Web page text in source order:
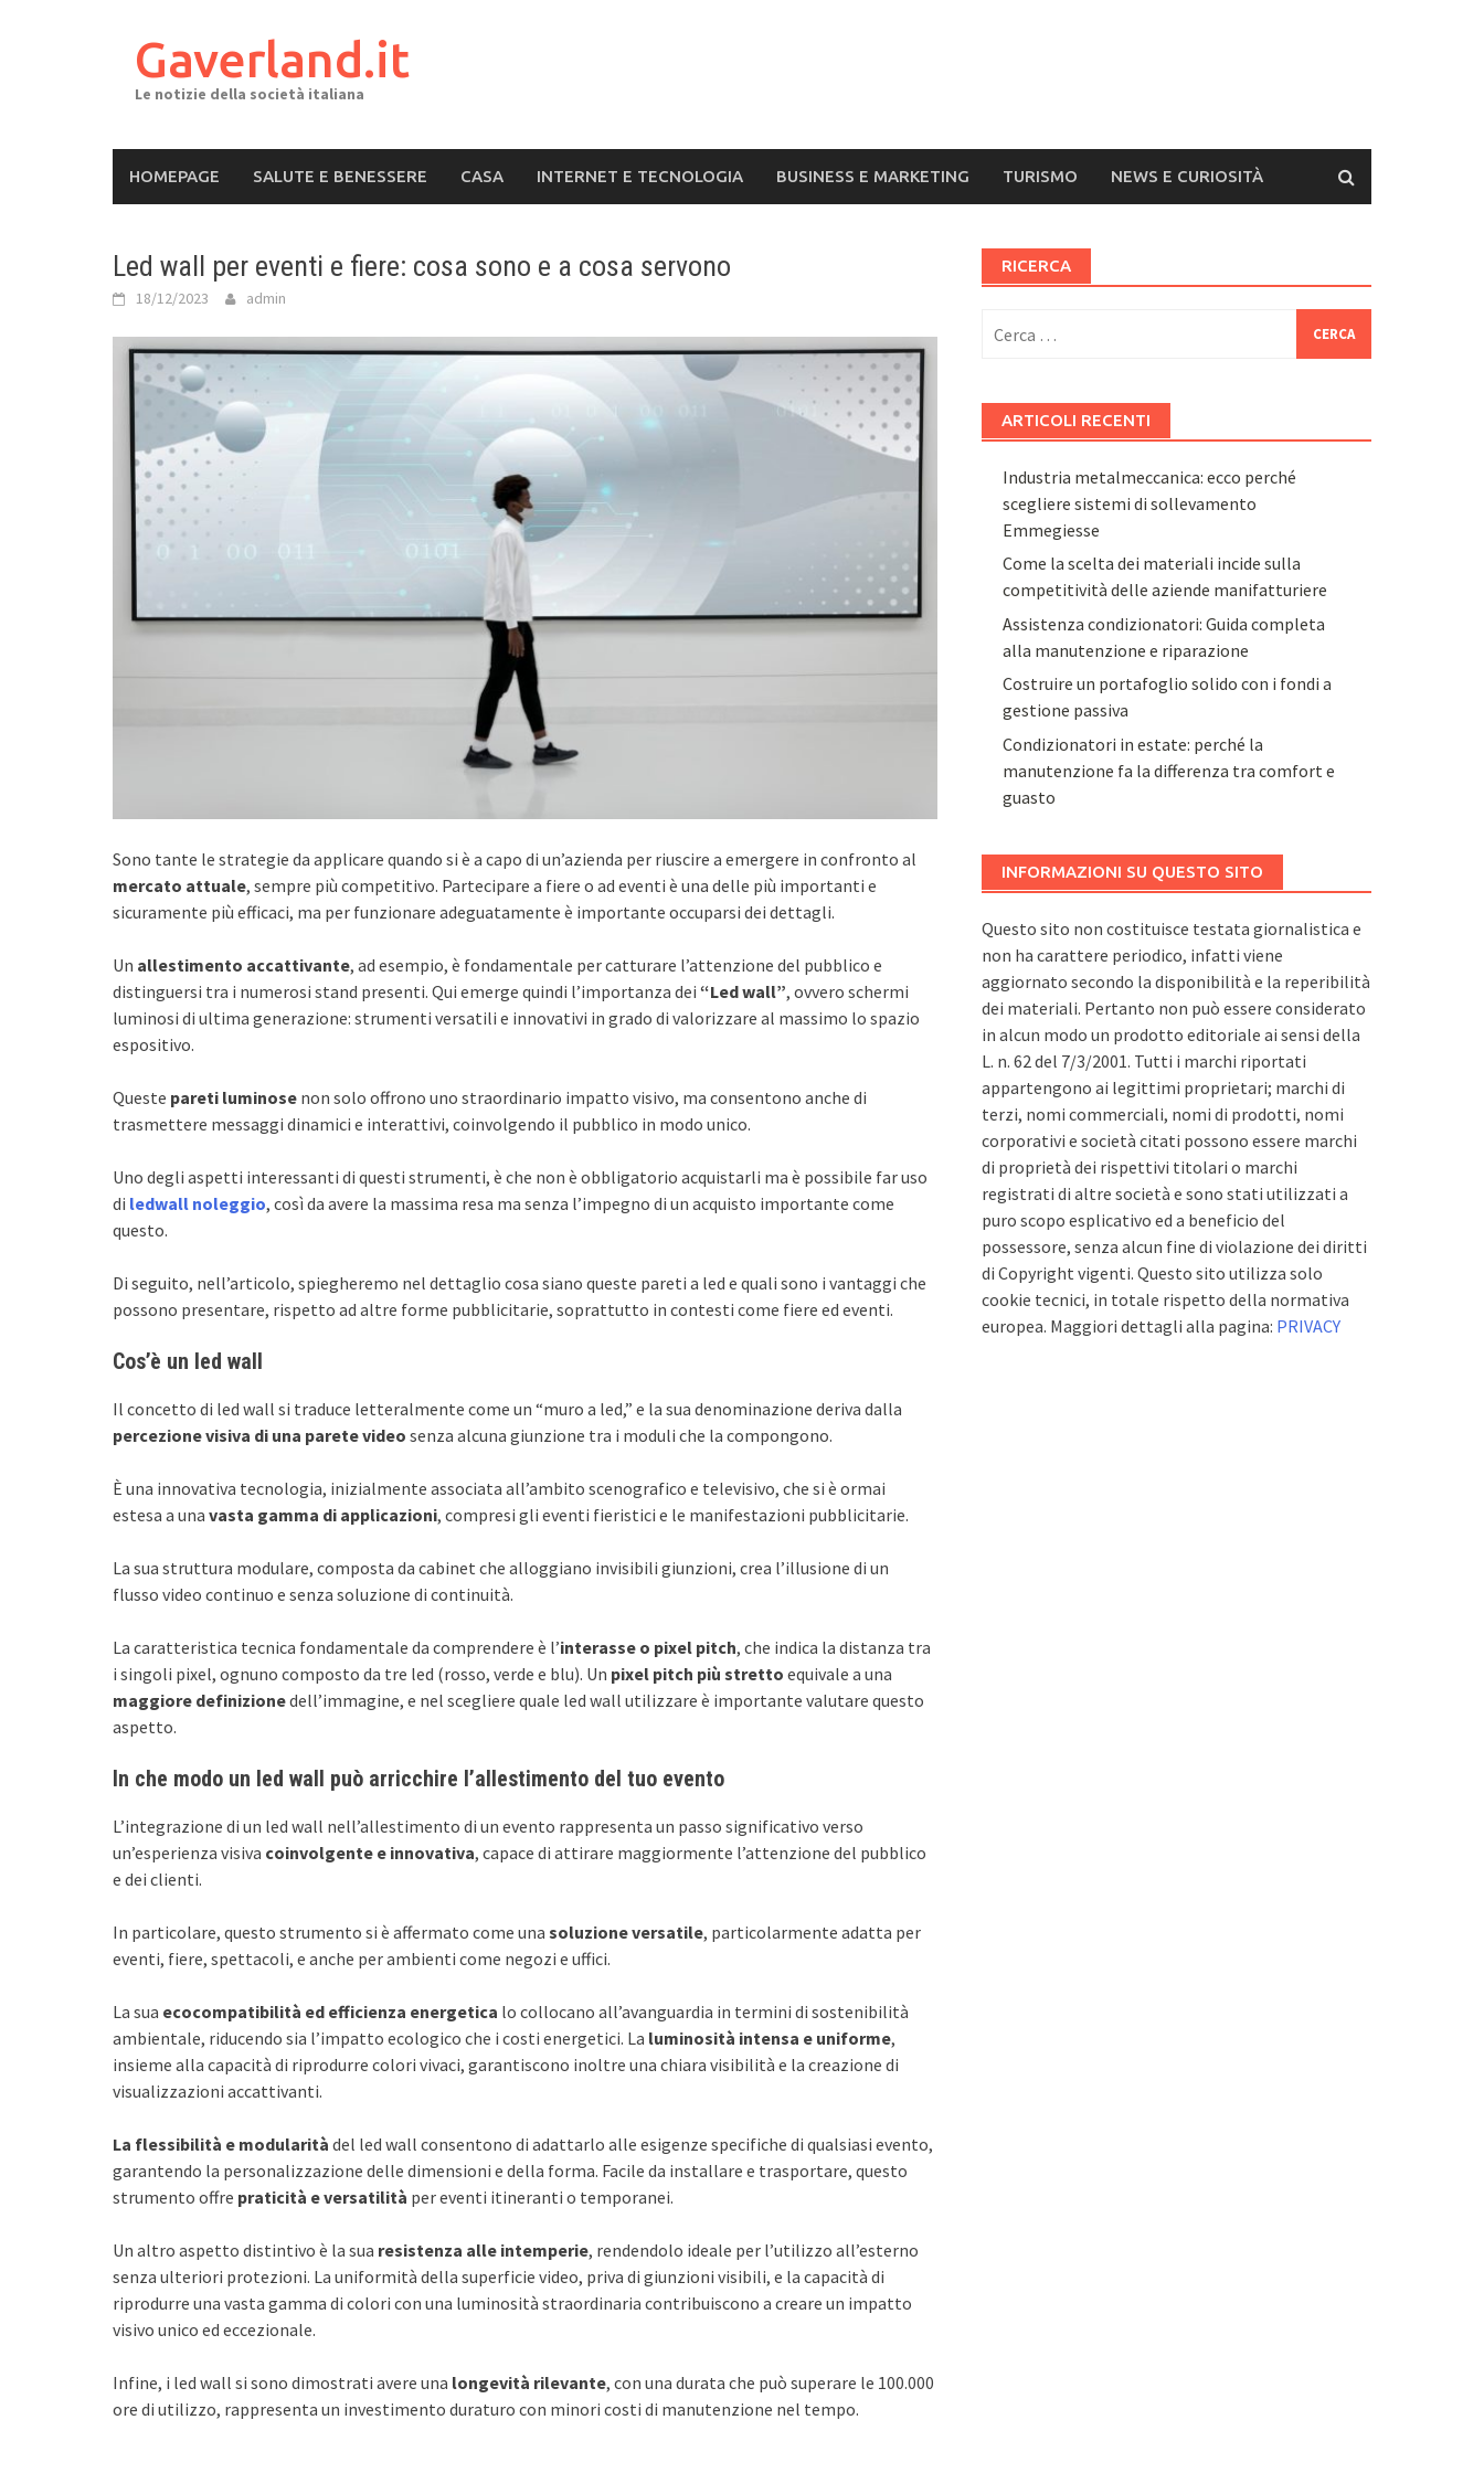
Gaverland.it
Le notizie della società italiana
HOMEPAGE SALUTE E BENESSERE CASA INTERNET E TECNOLOGIA BUSINESS E MARKETING TURISMO NEWS E CURIOSITÀ
Led wall per eventi e fiere: cosa sono e a cosa servono
18/12/2023 admin
Sono tante le strategie da applicare quando si è a capo di un’azienda per riuscire a emergere in confronto al
mercato attuale, sempre più competitivo. Partecipare a fiere o ad eventi è una delle più importanti e
sicuramente più efficaci, ma per funzionare adeguatamente è importante occuparsi dei dettagli.
Un allestimento accattivante, ad esempio, è fondamentale per catturare l’attenzione del pubblico e
distinguersi tra i numerosi stand presenti. Qui emerge quindi l’importanza dei “Led wall”, ovvero schermi
luminosi di ultima generazione: strumenti versatili e innovativi in grado di valorizzare al massimo lo spazio
espositivo.
Queste pareti luminose non solo offrono uno straordinario impatto visivo, ma consentono anche di
trasmettere messaggi dinamici e interattivi, coinvolgendo il pubblico in modo unico.
Uno degli aspetti interessanti di questi strumenti, è che non è obbligatorio acquistarli ma è possibile far uso
di ledwall noleggio, così da avere la massima resa ma senza l’impegno di un acquisto importante come
questo.
Di seguito, nell’articolo, spiegheremo nel dettaglio cosa siano queste pareti a led e quali sono i vantaggi che
possono presentare, rispetto ad altre forme pubblicitarie, soprattutto in contesti come fiere ed eventi.
Cos’è un led wall
Il concetto di led wall si traduce letteralmente come un “muro a led,” e la sua denominazione deriva dalla
percezione visiva di una parete video senza alcuna giunzione tra i moduli che la compongono.
È una innovativa tecnologia, inizialmente associata all’ambito scenografico e televisivo, che si è ormai
estesa a una vasta gamma di applicazioni, compresi gli eventi fieristici e le manifestazioni pubblicitarie.
La sua struttura modulare, composta da cabinet che alloggiano invisibili giunzioni, crea l’illusione di un
flusso video continuo e senza soluzione di continuità.
La caratteristica tecnica fondamentale da comprendere è l’interasse o pixel pitch, che indica la distanza tra
i singoli pixel, ognuno composto da tre led (rosso, verde e blu). Un pixel pitch più stretto equivale a una
maggiore definizionedell’immagine, e nel scegliere quale led wall utilizzare è importante valutare questo
aspetto.
In che modo un led wall può arricchire l’allestimento del tuo evento
L’integrazione di un led wall nell’allestimento di un evento rappresenta un passo significativo verso
un’esperienza visiva coinvolgente e innovativa, capace di attirare maggiormente l’attenzione del pubblico
e dei clienti.
In particolare, questo strumento si è affermato come una soluzione versatile, particolarmente adatta per
eventi, fiere, spettacoli, e anche per ambienti come negozi e uffici.
La sua ecocompatibilità ed efficienza energetica lo collocano all’avanguardia in termini di sostenibilità
ambientale, riducendo sia l’impatto ecologico che i costi energetici. La luminosità intensa e uniforme,
insieme alla capacità di riprodurre colori vivaci, garantiscono inoltre una chiara visibilità e la creazione di
visualizzazioni accattivanti.
La flessibilità e modularità del led wall consentono di adattarlo alle esigenze specifiche di qualsiasi evento,
garantendo la personalizzazione delle dimensioni e della forma. Facile da installare e trasportare, questo
strumento offre praticità e versatilità per eventi itineranti o temporanei.
Un altro aspetto distintivo è la sua resistenza alle intemperie, rendendolo ideale per l’utilizzo all’esterno
senza ulteriori protezioni. La uniformità della superficie video, priva di giunzioni visibili, e la capacità di
riprodurre una vasta gamma di colori con una luminosità straordinaria contribuiscono a creare un impatto
visivo unico ed eccezionale.
Infine, i led wall si sono dimostrati avere una longevità rilevante, con una durata che può superare le 100.000
ore di utilizzo, rappresenta un investimento duraturo con minori costi di manutenzione nel tempo.
RICERCA
per:
ARTICOLI RECENTI
Industria metalmeccanica: ecco perché
scegliere sistemi di sollevamento
Emmegiesse
Come la scelta dei materiali incide sulla
competitività delle aziende manifatturiere
Assistenza condizionatori: Guida completa
alla manutenzione e riparazione
Costruire un portafoglio solido con i fondi a
gestione passiva
Condizionatori in estate: perché la
manutenzione fa la differenza tra comfort e
guasto
INFORMAZIONI SU QUESTO SITO
Questo sito non costituisce testata giornalistica e
non ha carattere periodico, infatti viene
aggiornato secondo la disponibilità e la reperibilità
dei materiali. Pertanto non può essere considerato
in alcun modo un prodotto editoriale ai sensi della
L. n. 62 del 7/3/2001. Tutti i marchi riportati
appartengono ai legittimi proprietari; marchi di
terzi, nomi commerciali, nomi di prodotti, nomi
corporativi e società citati possono essere marchi
di proprietà dei rispettivi titolari o marchi
registrati di altre società e sono stati utilizzati a
puro scopo esplicativo ed a beneficio del
possessore, senza alcun fine di violazione dei diritti
di Copyright vigenti. Questo sito utilizza solo
cookie tecnici, in totale rispetto della normativa
europea. Maggiori dettagli alla pagina: PRIVACY